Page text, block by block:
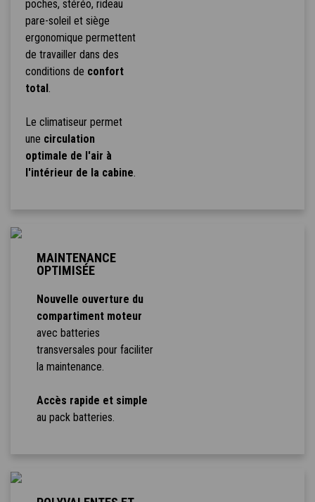
poches, stéréo, rideau
pare-soleil et siège
ergonomique permettent
de travailler dans des
conditions de confort
total.
Le climatiseur permet
une circulation
optimale de l'air à
l'intérieur de la cabine.
MAINTENANCE
OPTIMISÉE
Nouvelle ouverture du
compartiment moteur
avec batteries
transversales pour faciliter
la maintenance.
Accès rapide et simple
au pack batteries.